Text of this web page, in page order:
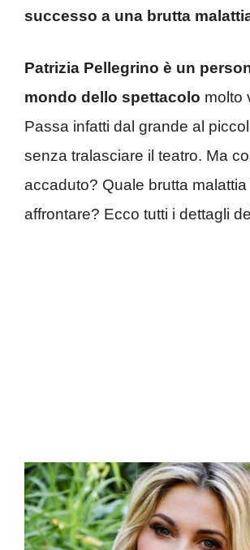
successo a una brutta
Patrizia Pellegrino è un
mondo dello spettacolo molto
Passa infatti dal grande al
senza tralasciare il teatro. Ma
accaduto? Quale brutta
affrontare? Ecco tutti i dettagli